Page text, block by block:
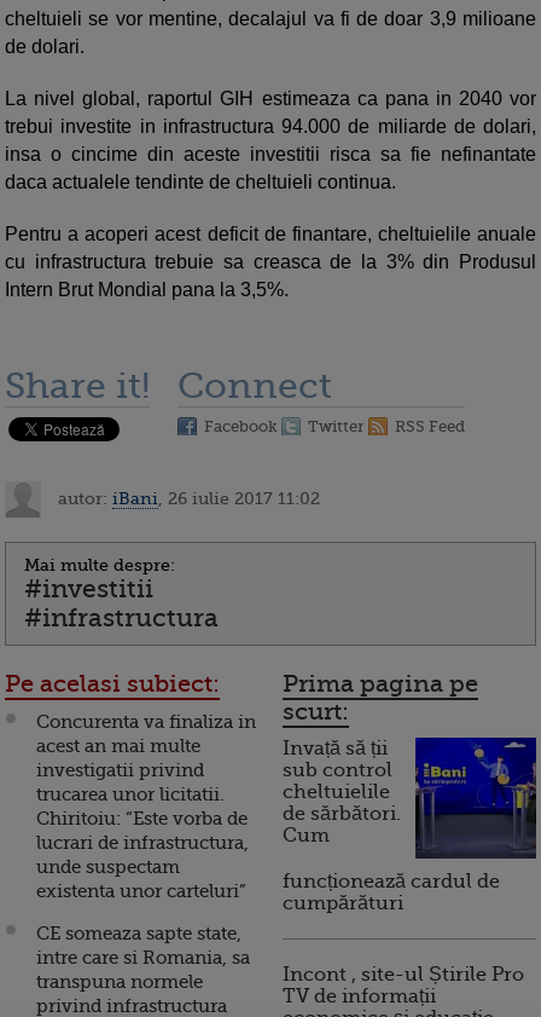
cheltuieli se vor mentine, decalajul va fi de doar 3,9 milioane
de dolari.
La nivel global, raportul GIH estimeaza ca pana in 2040 vor
trebui investite in infrastructura 94.000 de miliarde de dolari,
insa o cincime din aceste investitii risca sa fie nefinantate
daca actualele tendinte de cheltuieli continua.
Pentru a acoperi acest deficit de finantare, cheltuielile anuale
cu infrastructura trebuie sa creasca de la 3% din Produsul
Intern Brut Mondial pana la 3,5%.
Share it! Connect
Facebook Twitter RSS Feed
autor: iBani , 26 iulie 2017 11:02
Mai multe despre:
#investitii
#infrastructura
Pe acelasi subiect:
Concurenta va finaliza in
acest an mai multe
investigatii privind
trucarea unor licitatii.
Chiritoiu: “Este vorba de
lucrari de infrastructura,
unde suspectam
existenta unor carteluri”
CE someaza sapte state,
intre care si Romania, sa
transpuna normele
privind infrastructura
Prima pagina pe
scurt:
Invață să ții
sub control
cheltuielile
de sărbători.
Cum
funcționează cardul de
cumpărături
Incont , site-ul Știrile Pro
TV de informații